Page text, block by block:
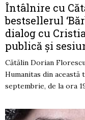
Întâlnire cu
bestsellerul
dialog cu
publică și
Cătălin Dorian
Humanitas din această
septembrie, de la ora